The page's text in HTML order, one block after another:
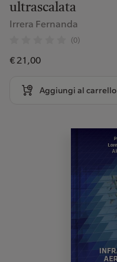
ultrascalata
Irrera Fernanda
(0)
€ 21,00
Aggiungi al carrello